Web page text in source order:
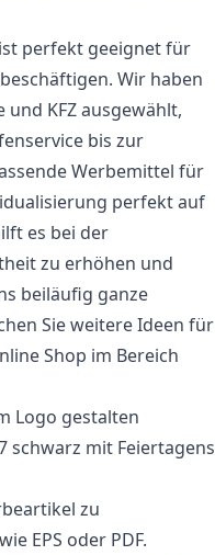
perfekt geeignet für
beschäftigen. Wir haben
und KFZ ausgewählt,
bis zur
Werbemittel für
perfekt auf
es bei der
zu erhöhen und
beiläufig ganze
Sie weitere Ideen für
Shop im Bereich
Logo gestalten
schwarz mit Feiertagens
zu
EPS oder PDF.